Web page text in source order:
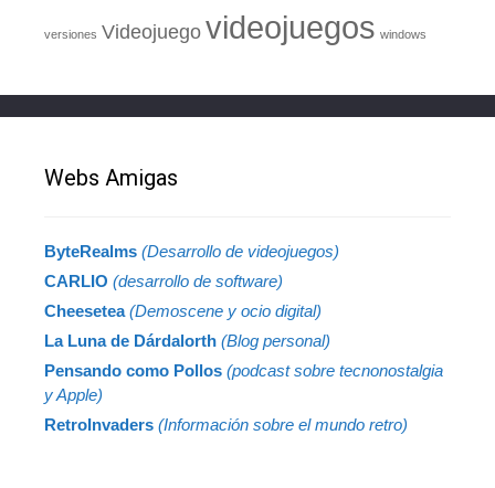
versiones Videojuegovideojuegos windows
Webs Amigas
ByteRealms (Desarrollo de videojuegos)
CARLIO (desarrollo de software)
Cheesetea(Demoscene y ocio digital)
La Luna de Dárdalorth (Blog personal)
Pensando como Pollos (podcast sobre tecnonostalgia
y Apple)
RetroInvaders (Información sobre el mundo retro)